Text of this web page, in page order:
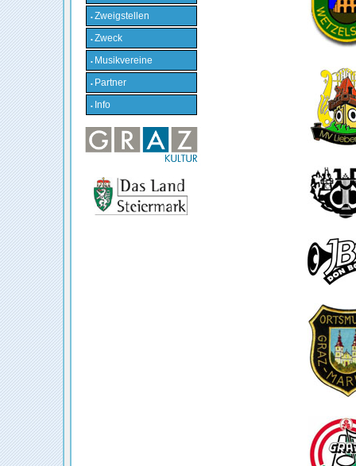
• Zweigstellen
• Zweck
• Musikvereine
• Partner
• Info